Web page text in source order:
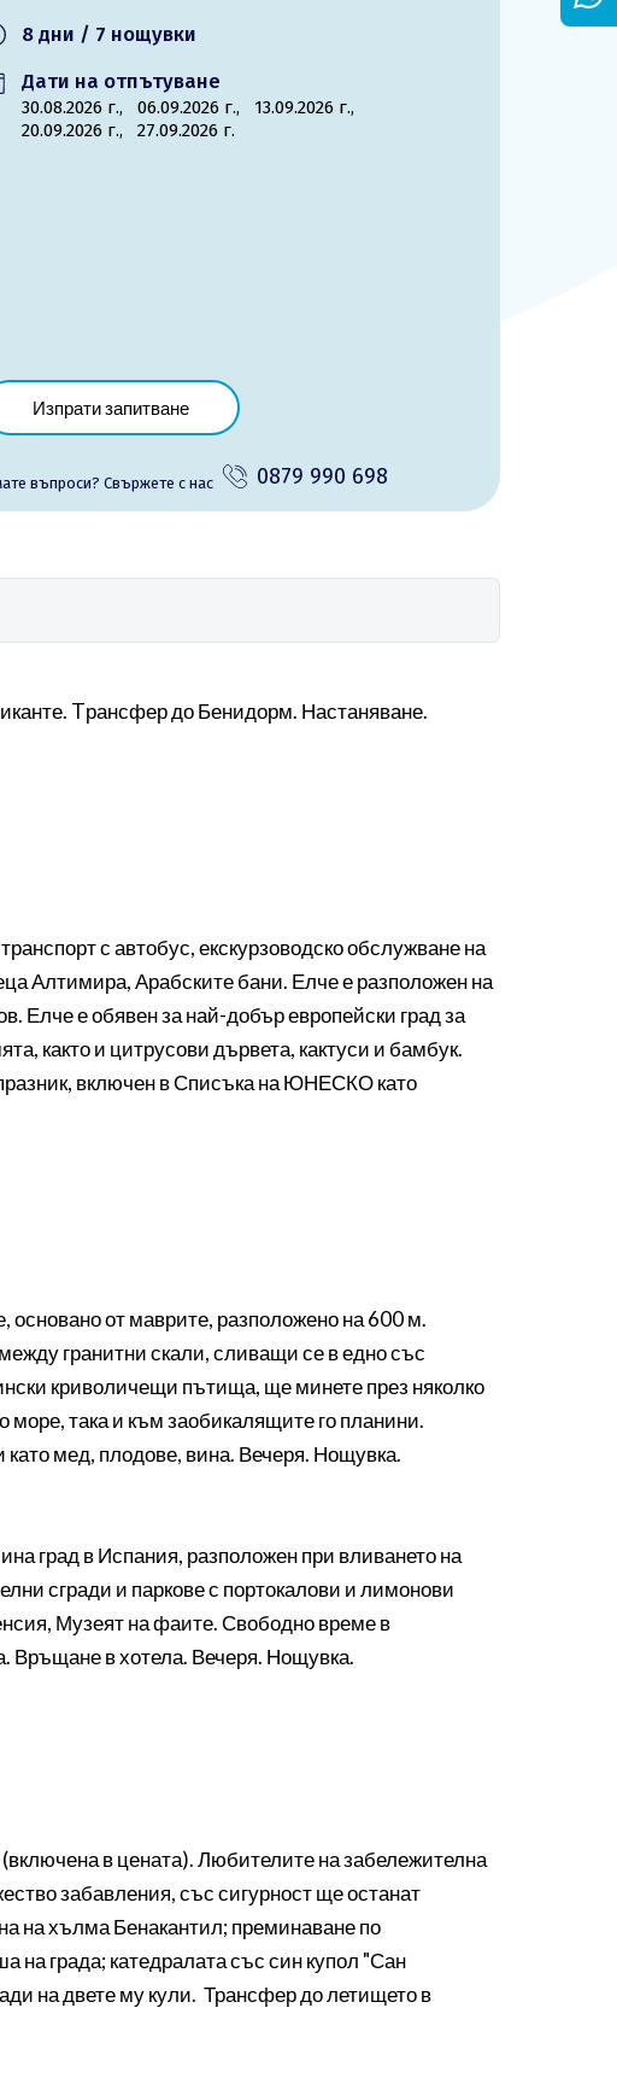
8 дни / 7 нощувки
Дати на отпътуване
30.08.2026 г., 06.09.2026 г., 13.09.2026 г.,
20.09.2026 г., 27.09.2026 г.
Изпрати запитване
въпроси? Cвържете с нас 0879 990 698
Tрансфер до Бенидорм. Настаняване.
с автобус, екскурзоводско обслужване на
Алтимира, Арабските бани. Елче е разположен на
Елче е обявен за най-добър европейски град за
както и цитрусови дървета, кактуси и бамбук.
включен в Списъка на ЮНЕСКО като
основано от маврите, разположено на 600 м.
гранитни скали, сливащи се в едно със
криволичещи пътища, ще минете през няколко
така и към заобикалящите го планини.
мед, плодове, вина. Вечеря. Нощувка.
град в Испания, разположен при вливането на
сгради и паркове с портокалови и лимонови
Музеят на фаите. Свободно време в
Връщане в хотела. Вечеря. Нощувка.
в цената). Любителите на забележителна
забавления, със сигурност ще останат
на хълма Бенакантил; преминаване по
на града; катедралата със син купол "Сан
на двете му кули. Трансфер до летището в